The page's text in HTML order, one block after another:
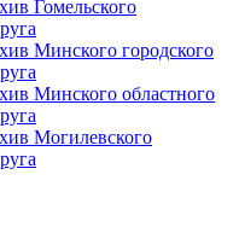
Гомельского
Минского городского
Минского областного
Могилевского